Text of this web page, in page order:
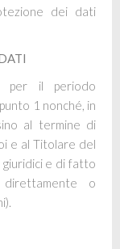
dei dati
per il periodo
1 nonché, in
al termine di
e al Titolare del
e di fatto
o